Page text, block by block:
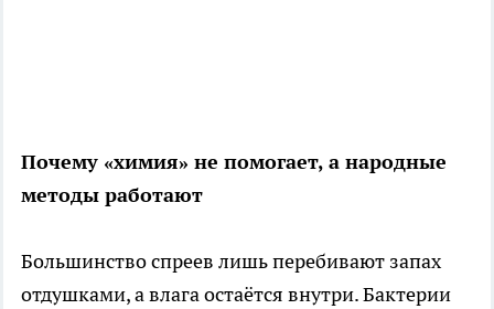
Почему «химия» не помогает, а народные
методы работают
Большинство спреев лишь перебивают запах
отдушками, а влага остаётся внутри. Бактерии